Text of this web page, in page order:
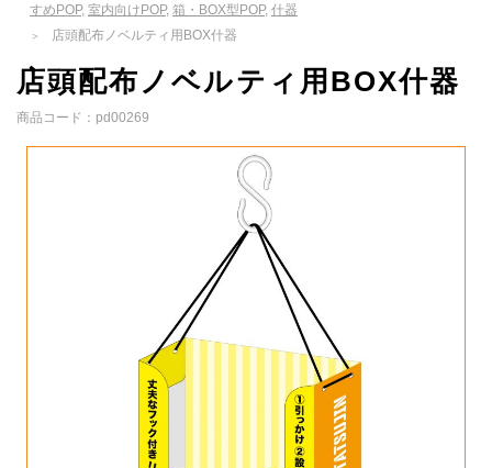
すめPOP, 室内向けPOP, 箱・BOX型POP, 什器
店頭配布ノベルティ用BOX什器
店頭配布ノベルティ用BOX什器
商品コード：pd00269